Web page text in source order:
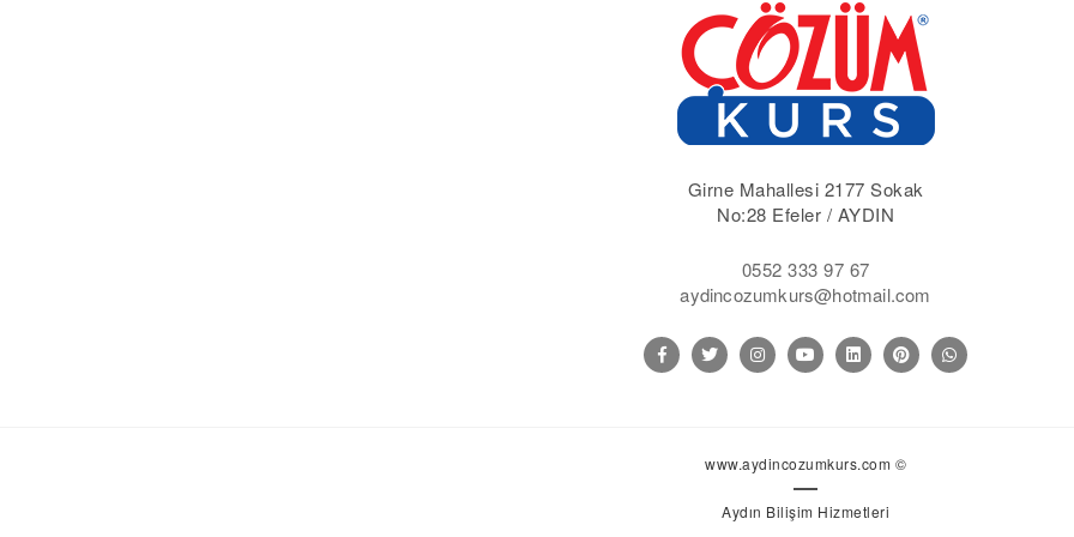
Girne Mahallesi 2177 Sokak
No:28 Efeler / AYDIN
0552 333 97 67
aydincozumkurs@hotmail.com
www.aydincozumkurs.com ©
Aydın Bilişim Hizmetleri